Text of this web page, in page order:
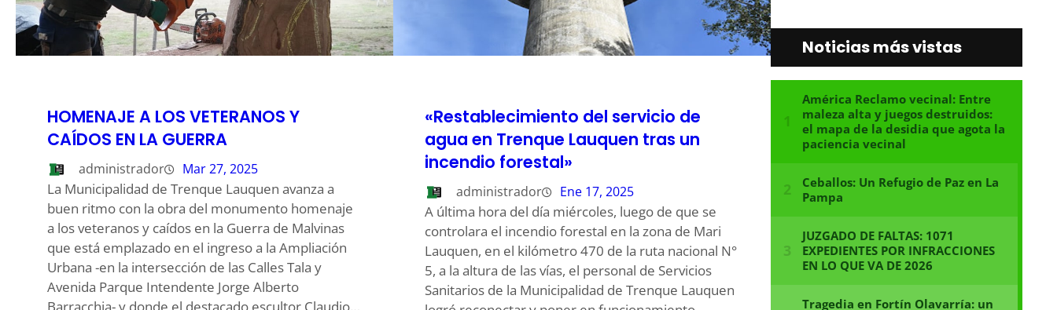
HOMENAJE A LOS VETERANOS Y
CAÍDOS EN LA GUERRA
administrador Mar 27, 2025
La Municipalidad de Trenque Lauquen avanza a
buen ritmo con la obra del monumento homenaje
a los veteranos y caídos en la Guerra de Malvinas
que está emplazado en el ingreso a la Ampliación
Urbana -en la intersección de las Calles Tala y
Avenida Parque Intendente Jorge Alberto
Barracchia- y donde el destacado escultor Claudio…
«Restablecimiento del servicio de
agua en Trenque Lauquen tras un
incendio forestal»
administrador Ene 17, 2025
A última hora del día miércoles, luego de que se
controlara el incendio forestal en la zona de Mari
Lauquen, en el kilómetro 470 de la ruta nacional N°
5, a la altura de las vías, el personal de Servicios
Sanitarios de la Municipalidad de Trenque Lauquen
Noticias más vistas